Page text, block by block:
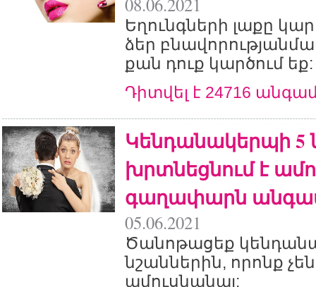
Եղունգների լաքը
ձեր
քան դուք կարծում
Դիտվել է 24716
Կենդանակերպի 5
խրտնեցնում է
գաղափարն
05.06.2021
Ծանոթացեք
նշաններին, որոնք
ամուսնանալ: